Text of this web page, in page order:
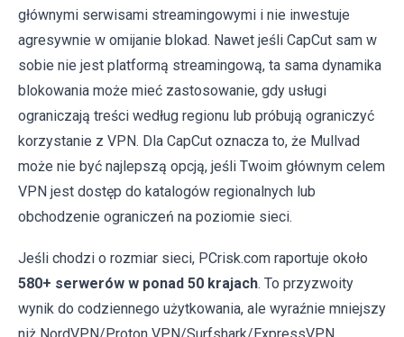
głównymi serwisami streamingowymi i nie inwestuje
agresywnie w omijanie blokad. Nawet jeśli CapCut sam w
sobie nie jest platformą streamingową, ta sama dynamika
blokowania może mieć zastosowanie, gdy usługi
ograniczają treści według regionu lub próbują ograniczyć
korzystanie z VPN. Dla CapCut oznacza to, że Mullvad
może nie być najlepszą opcją, jeśli Twoim głównym celem
VPN jest dostęp do katalogów regionalnych lub
obchodzenie ograniczeń na poziomie sieci.
Jeśli chodzi o rozmiar sieci, PCrisk.com raportuje około
580+ serwerów w ponad 50 krajach. To przyzwoity
wynik do codziennego użytkowania, ale wyraźnie mniejszy